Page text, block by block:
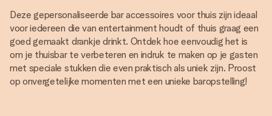
Deze gepersonaliseerde bar accessoires voor thuis zijn ideaal
voor iedereen die van entertainment houdt of thuis graag een
goed gemaakt drankje drinkt. Ontdek hoe eenvoudig het is
om je thuisbar te verbeteren en indruk te maken op je gasten
met speciale stukken die even praktisch als uniek zijn. Proost
op onvergetelijke momenten met een unieke baropstelling!